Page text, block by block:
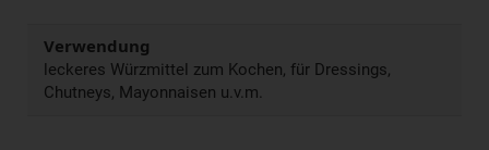
Verwendung
leckeres Würzmittel zum Kochen, für Dressings,
Chutneys, Mayonnaisen u.v.m.